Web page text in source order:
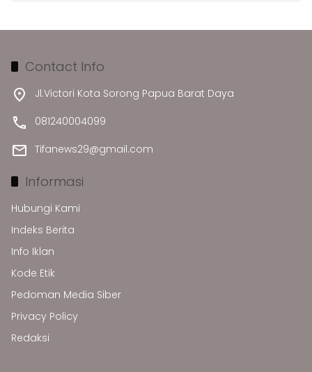
Contact Info
Jl.Victori Kota Sorong Papua Barat Daya
081240004099
Tifanews29@gmail.com
Informasi
Hubungi Kami
Indeks Berita
Info Iklan
Kode Etik
Pedoman Media Siber
Privacy Policy
Redaksi